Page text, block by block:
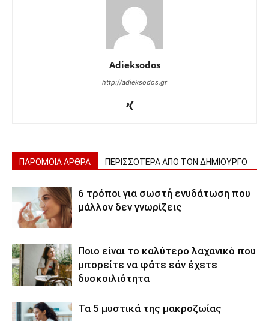
Adieksodos
http://adieksodos.gr
ΠΑΡΟΜΟΙΑ ΑΡΘΡΑ ΠΕΡΙΣΣΟΤΕΡΑ ΑΠΟ ΤΟΝ ΔΗΜΙΟΥΡΓΟ
6 τρόποι για σωστή ενυδάτωση που
μάλλον δεν γνωρίζεις
Ποιο είναι το καλύτερο λαχανικό που
μπορείτε να φάτε εάν έχετε
δυσκοιλιότητα
Τα 5 μυστικά της μακροζωίας